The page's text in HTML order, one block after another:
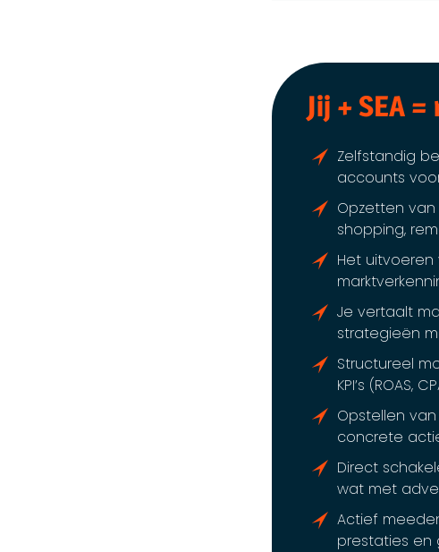
Jij + SEA
Zelfstandig
accounts
Opzetten
shopping,
Het
Je vertaalt
strategieën
Structureel
KPI’s (ROAS,
Opstellen
concrete
Direct
wat met
Actief
prestaties en